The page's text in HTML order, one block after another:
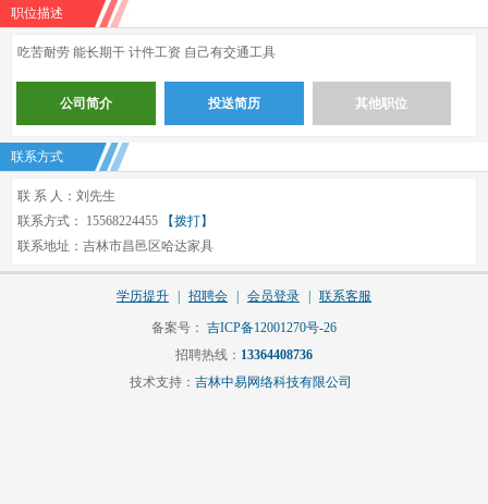
职位描述
吃苦耐劳 能长期干 计件工资 自己有交通工具
公司简介 投送简历 其他职位
联系方式
联 系 人：刘先生
联系方式： 15568224455
【拨打】
联系地址：吉林市昌邑区哈达家具
学历提升 招聘会 会员登录 联系客服
备案号： 吉ICP备12001270号-26
招聘热线： 13364408736
技术支持： 吉林中易网络科技有限公司